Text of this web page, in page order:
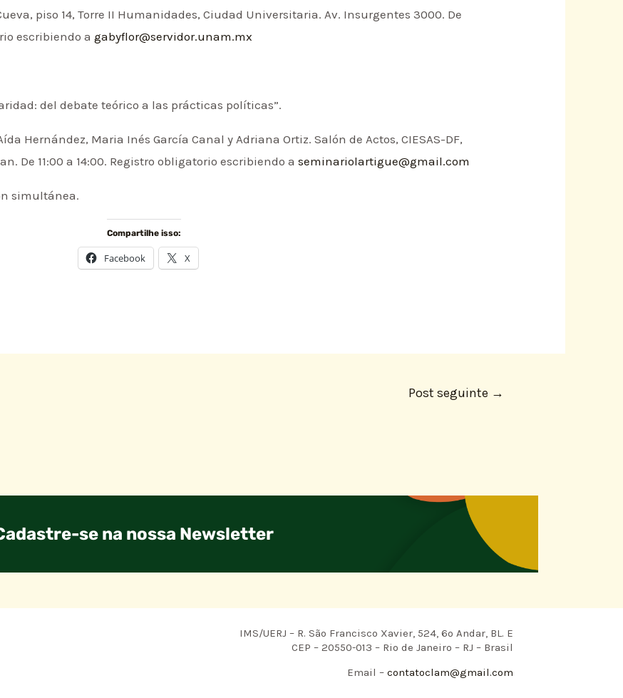
piso 14, Torre II Humanidades, Ciudad Universitaria. Av. Insurgentes 3000. De
escribiendo agabyflor@servidor.unam.mx
del debate teórico a las prácticas políticas”.
Hernández, Maria Inés García Canal y Adriana Ortiz. Salón de Actos, CIESAS-DF,
De 11:00 a 14:00. Registro obligatorio escribiendo aseminariolartigue@gmail.com
simultánea.
Compartilhe isso:
Facebook X
Post seguinte →
se na nossa Newsletter
IMS/UERJ – R. São Francisco Xavier, 524, 6º Andar, BL. E
CEP – 20550-013 – Rio de Janeiro – RJ – Brasil
Email –contatoclam@gmail.com